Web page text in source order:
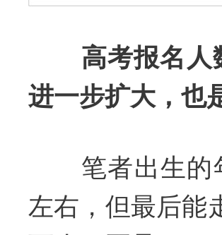
高考报名人
进一步扩大，也
笔者出生的年
左右，但最后能